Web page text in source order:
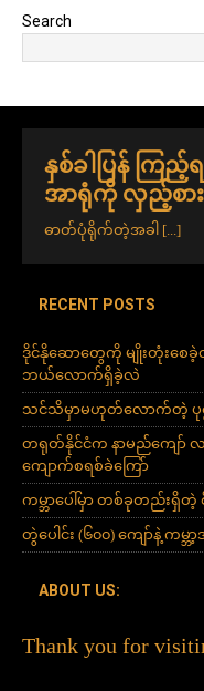
Search
နှစ်ခါပြန် က
အာရုံကို လှည့်စား
ဓာတ်ပုံရိုက်တဲ့အခါ [...]
RECENT POSTS
ဒိုင်နိုဆောတွေကို မျိုးတုံးစေခဲ့
ဘယ်လောက်ရှိခဲ့လဲ
သင်သိမှာမဟုတ်လောက်တဲ့ ပုရွ
တရုတ်နိုင်ငံက နာမည်ကျော်
ကျောက်စရစ်ခဲကြော်
ကမ္ဘာပေါ်မှာ တစ်ခုတည်းရှိ
တွဲပေါင်း (၆၀၀) ကျော်နဲ့ ကမ္
ABOUT US:
Thank you for